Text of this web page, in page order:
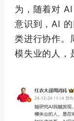
为，随着对
意识到，AI
类进行协作。
模失业的人，